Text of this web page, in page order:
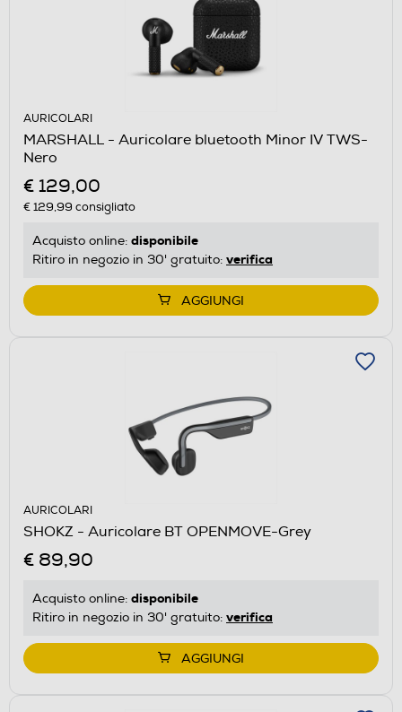
AURICOLARI
MARSHALL - Auricolare bluetooth Minor IV TWS-
Nero
€ 129,00
€ 129,99 consigliato
Acquisto online: disponibile
Ritiro in negozio in 30' gratuito: verifica
AGGIUNGI
AURICOLARI
SHOKZ - Auricolare BT OPENMOVE-Grey
€ 89,90
Acquisto online: disponibile
Ritiro in negozio in 30' gratuito: verifica
AGGIUNGI